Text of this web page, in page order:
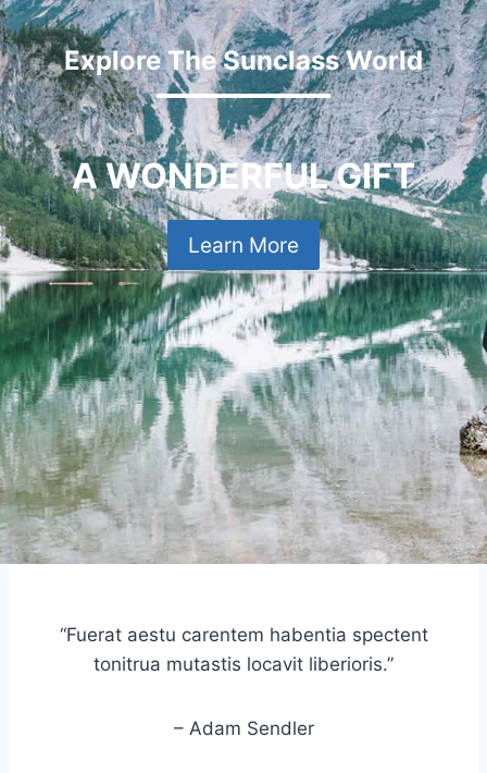
Explore The Sunclass World
A WONDERFUL GIFT
Learn More
“Fuerat aestu carentem habentia spectent
tonitrua mutastis locavit liberioris.”
– Adam Sendler